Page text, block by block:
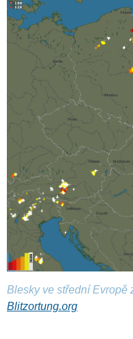
Blesky ve střední Evropě
Blitzortung.org